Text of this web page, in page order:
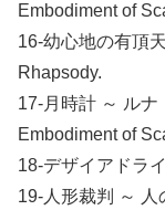
Embodiment of
16-幼心地の有頂
Rhapsody.
17-月時計 ～ ル
Embodiment of
18-デザイアドラ
19-人形裁判 ～